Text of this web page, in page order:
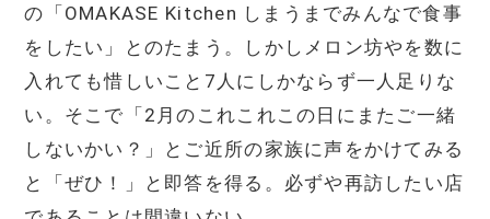
の「OMAKASE Kitchen しまうまでみんなで食事
をしたい」とのたまう。しかしメロン坊やを数に
入れても惜しいこと7人にしかならず一人足りな
い。そこで「2月のこれこれこの日にまたご一緒
しないかい？」とご近所の家族に声をかけてみる
と「ぜひ！」と即答を得る。必ずや再訪したい店